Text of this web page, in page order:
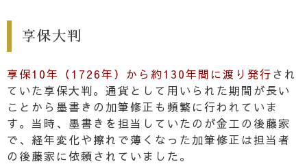
享保大判
享保10年（1726年）から約130年間に渡り発行され
ていた享保大判。通貨として用いられた期間が長い
ことから墨書きの加筆修正も頻繁に行われていま
す。当時、墨書きを担当していたのが金工の後藤家
で、経年変化や擦れで薄くなった加筆修正は担当者
の後藤家に依頼されていました。